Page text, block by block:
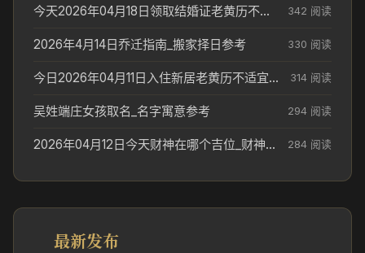
今天2026年04月18日领取结婚证老黄历不适合吗_领证日期参考 342 阅读
2026年4月14日乔迁指南_搬家择日参考 330 阅读
今日2026年04月11日入住新居老黄历不适宜吗_搬家择日参考 314 阅读
吴姓端庄女孩取名_名字寓意参考 294 阅读
2026年04月12日今天财神在哪个吉位_财神方位参考 284 阅读
最新发布